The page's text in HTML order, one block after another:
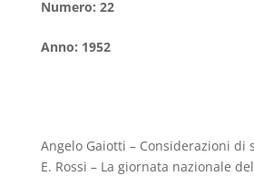
Numero: 22
Anno: 1952
Angelo Gaiotti – Considerazioni di
E. Rossi – La giornata nazionale